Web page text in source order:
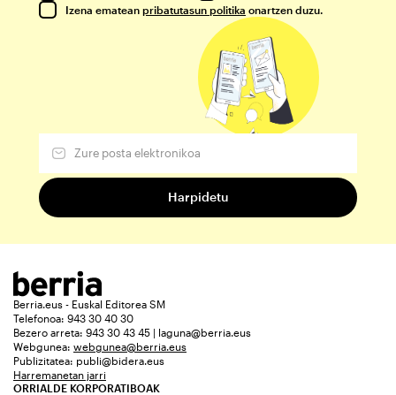
Izena ematean pribatutasun politika onartzen duzu.
Berria.eus - Euskal Editorea SM
Telefonoa: 943 30 40 30
Bezero arreta: 943 30 43 45 | laguna@berria.eus
Webgunea: webgunea@berria.eus
Publizitatea: publi@bidera.eus
Harremanetan jarri
ORRIALDE KORPORATIBOAK